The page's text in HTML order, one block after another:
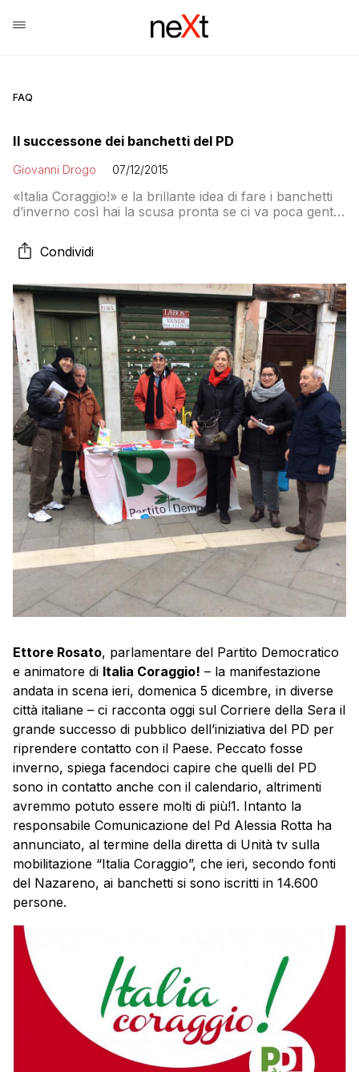
FAQ
Il successone dei banchetti del PD
Giovanni Drogo 07/12/2015
«Italia Coraggio!» e la brillante idea di fare i banchetti
d’inverno così hai la scusa pronta se ci va poca gente.
Condividi
Ettore Rosato, parlamentare del Partito Democratico
e animatore di Italia Coraggio! – la manifestazione
andata in scena ieri, domenica 5 dicembre, in diverse
città italiane – ci racconta oggi sul Corriere della Sera il
grande successo di pubblico dell’iniziativa del PD per
riprendere contatto con il Paese. Peccato fosse
inverno, spiega facendoci capire che quelli del PD
sono in contatto anche con il calendario, altrimenti
avremmo potuto essere molti di più!1. Intanto la
responsabile Comunicazione del Pd Alessia Rotta ha
annunciato, al termine della diretta di Unità tv sulla
mobilitazione “Italia Coraggio”, che ieri, secondo fonti
del Nazareno, ai banchetti si sono iscritti in 14.600
persone.